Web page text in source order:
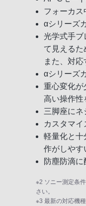
フォーカス
αシリーズ
光学式手ブ
て見えるた
また、対応
αシリーズ
重心変化が
高い操作性
三脚座にネ
カスタマ
軽量化と十
作がしやす
防塵防滴
※2 ソニー測定条
さい。
※3 最新の対応機